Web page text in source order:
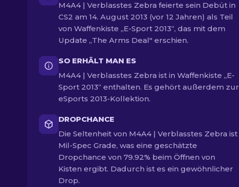
M4A4 | Verblasstes Zebra feierte sein Debüt in
CS2 am 14. August 2013 (vor 12 Jahren) als Teil
von Waffenkiste „E-Sport 2013“, das mit dem
Update „The Arms Deal" erschien.
SO ERHÄLT MAN ES
M4A4 | Verblasstes Zebra ist in Waffenkiste „E-
Sport 2013“ enthalten. Es gehört außerdem zur
eSports 2013-Kollektion.
DROPCHANCE
Die Seltenheit von M4A4 | Verblasstes Zebra ist
Mil-Spec Grade, was eine geschätzte
Dropchance von 79.92% beim Öffnen von
Kisten ergibt. Dadurch ist es ein gewöhnlicher
Drop.